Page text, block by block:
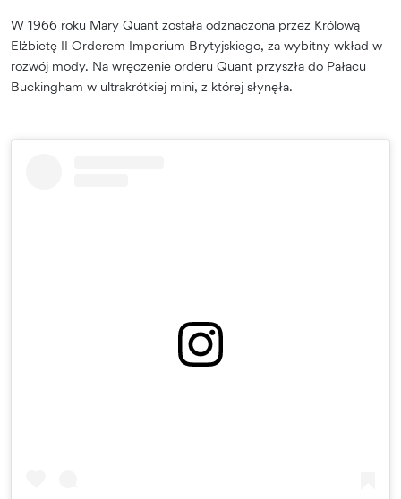
W 1966 roku Mary Quant została odznaczona przez Królową
Elżbietę II Orderem Imperium Brytyjskiego, za wybitny wkład w
rozwój mody. Na wręczenie orderu Quant przyszła do Pałacu
Buckingham w ultrakrótkiej mini, z której słynęła.